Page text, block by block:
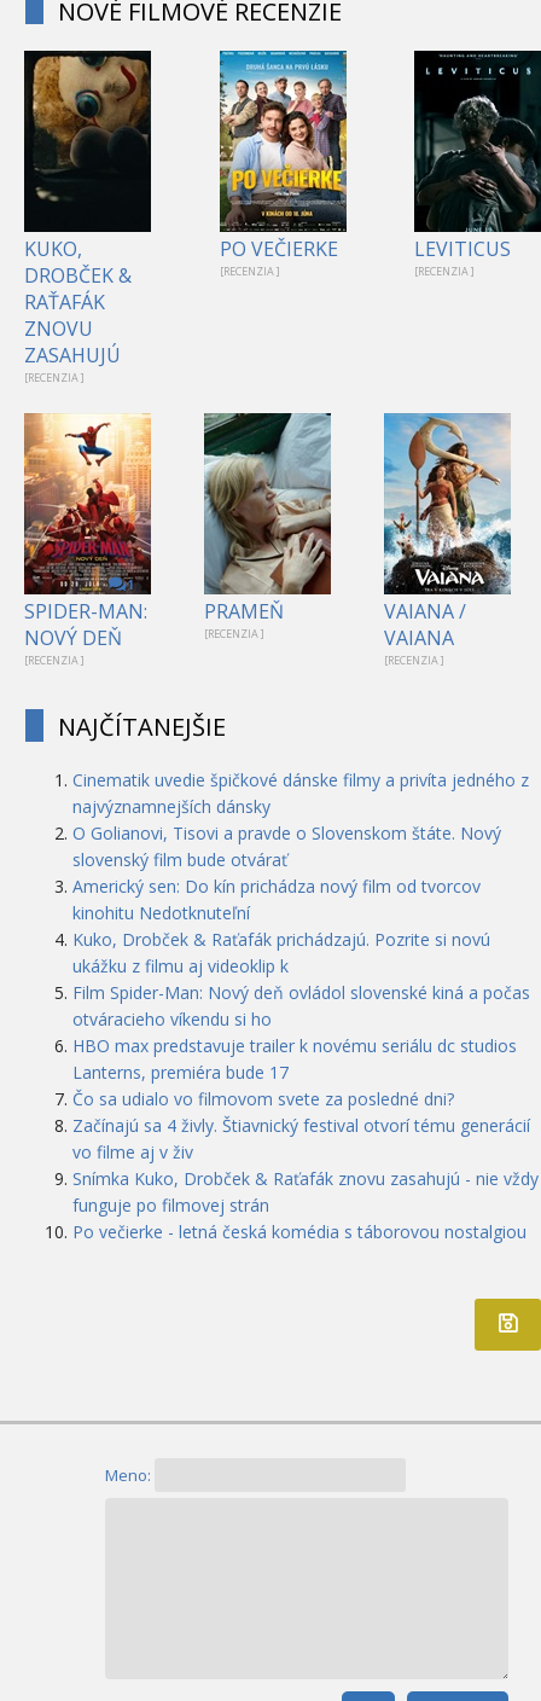
NOVÉ FILMOVÉ RECENZIE
KUKO,
DROBČEK &
RAŤAFÁK
ZNOVU
ZASAHUJÚ
[RECENZIA ]
PO VEČIERKE
[RECENZIA ]
LEVITICUS
[RECENZIA ]
1
SPIDER-MAN:
NOVÝ DEŇ
[RECENZIA ]
PRAMEŇ
[RECENZIA ]
VAIANA /
VAIANA
[RECENZIA ]
NAJČÍTANEJŠIE
Cinematik uvedie špičkové dánske filmy a privíta jedného z
najvýznamnejších dánsky
O Golianovi, Tisovi a pravde o Slovenskom štáte. Nový
slovenský film bude otvárať
Americký sen: Do kín prichádza nový film od tvorcov
kinohitu Nedotknuteľní
Kuko, Drobček & Raťafák prichádzajú. Pozrite si novú
ukážku z filmu aj videoklip k
Film Spider-Man: Nový deň ovládol slovenské kiná a počas
otváracieho víkendu si ho
HBO max predstavuje trailer k novému seriálu dc studios
Lanterns, premiéra bude 17
Čo sa udialo vo filmovom svete za posledné dni?
Začínajú sa 4 živly. Štiavnický festival otvorí tému generácií
vo filme aj v živ
Snímka Kuko, Drobček & Raťafák znovu zasahujú - nie vždy
funguje po filmovej strán
Po večierke - letná česká komédia s táborovou nostalgiou
Meno: